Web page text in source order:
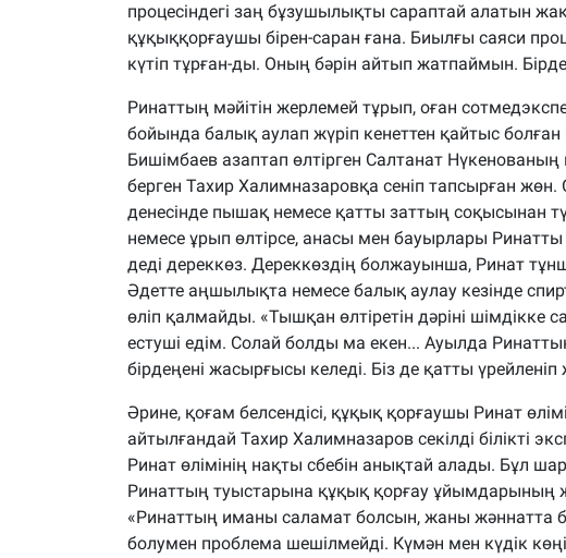
процесіндегі заң бұзушылықты сараптай алатын
құқыққорғаушы бірен-саран ғана. Биылғы саяси
күтіп тұрған-ды. Оның бәрін айтып жатпаймын.
Ринаттың мәйітін жерлемей тұрып, оған
бойында балық аулап жүріп кенеттен қайтыс
Бишімбаев азаптап өлтірген Салтанат
берген Тахир Халимназаровқа сеніп тапсырған
денесінде пышақ немесе қатты заттың соқысынан
немесе ұрып өлтірсе, анасы мен бауырлары
деді дереккөз. Дереккөздің болжауынша, Ринат
Әдетте аңшылықта немесе балық аулау кезінде
өліп қалмайды. «Тышқан өлтіретін дәріні
естуші едім. Солай болды ма екен... Ауылда
бірдеңені жасырғысы келеді. Біз де қатты үрейленіп
Әрине, қоғам белсендісі, құқық қорғаушы Ринат
айтылғандай Тахир Халимназаров секілді білікті
Ринат өлімінің нақты сбебін анықтай алады. Бұл
Ринаттың туыстарына құқық қорғау ұйымдарының
«Ринаттың иманы саламат болсын, жаны жәннатта
болумен проблема шешілмейді. Күмән мен күдік